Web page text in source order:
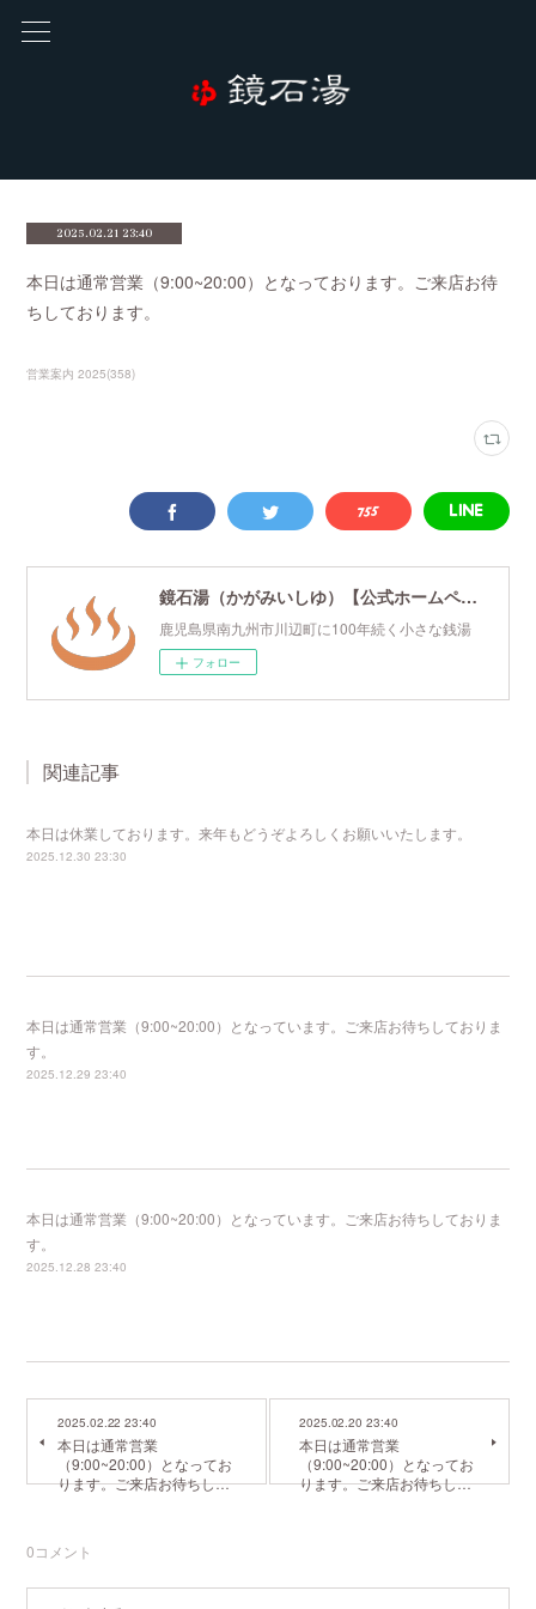
2025.02.21 23:40
本日は通常営業（9:00~20:00）となっております。ご来店お待
ちしております。
営業案内 2025(358)
鏡石湯（かがみいしゆ）【公式ホームページ】
鹿児島県南九州市川辺町に100年続く小さな銭湯
フォロー
関連記事
本日は休業しております。来年もどうぞよろしくお願いいたします。
2025.12.30 23:30
本日は通常営業（9:00~20:00）となっています。ご来店お待ちしておりま
す。
2025.12.29 23:40
本日は通常営業（9:00~20:00）となっています。ご来店お待ちしておりま
す。
2025.12.28 23:40
2025.02.22 23:40
本日は通常営業
（9:00~20:00）となってお
ります。ご来店お待ちし…
2025.02.20 23:40
本日は通常営業
（9:00~20:00）となってお
ります。ご来店お待ちし…
0コメント